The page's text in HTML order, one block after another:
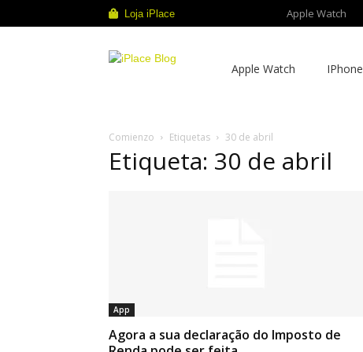
Loja iPlace Apple Watch
Apple Watch IPhone
Comienzo Etiquetas 30 de abril
Etiqueta: 30 de abril
App
Agora a sua declaração do Imposto de